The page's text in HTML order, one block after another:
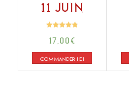
11 juin
4.82
sur 5
17,00 €
COMMANDER ICI